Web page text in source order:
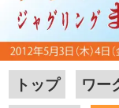
トップ ワー